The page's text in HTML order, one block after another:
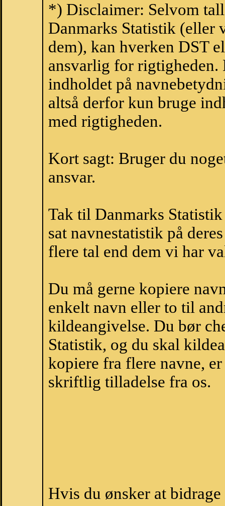
*) Disclaimer: Selvom
Danmarks Statistik (eller
dem), kan hverken DST
ansvarlig for
indholdet på
altså derfor kun bruge
med rigtigheden.
Kort sagt: Bruger du
ansvar.
Tak til Danmarks
sat navnestatistik på
flere tal end dem vi har
Du må gerne kopiere
enkelt navn eller to til
kildeangivelse. Du bør
Statistik, og du skal
kopiere fra flere navne,
skriftlig tilladelse fra os.
Hvis du ønsker at